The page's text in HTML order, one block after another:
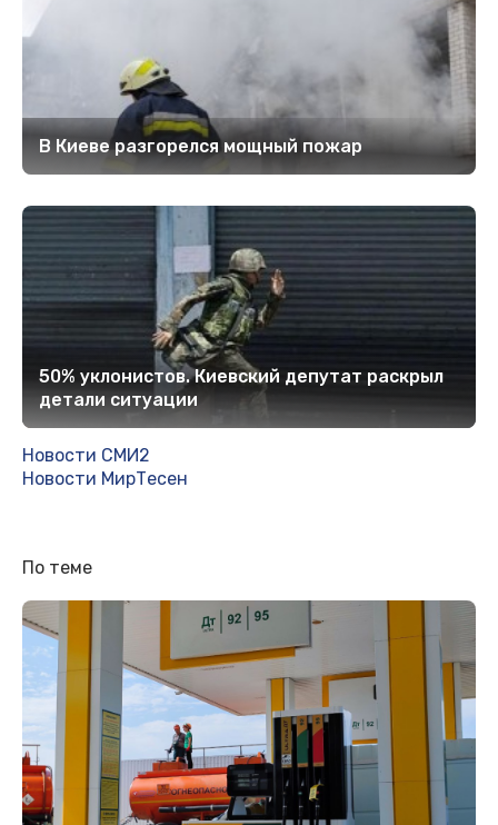
В Киеве разгорелся мощный пожар
50% уклонистов. Киевский депутат раскрыл
детали ситуации
Новости СМИ2
Новости МирТесен
По теме